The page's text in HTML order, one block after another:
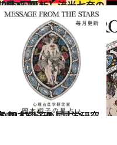
回更新】流光七奈の12星座占い
い
い】心理占星学研究家 岡本翔子の星占い
い